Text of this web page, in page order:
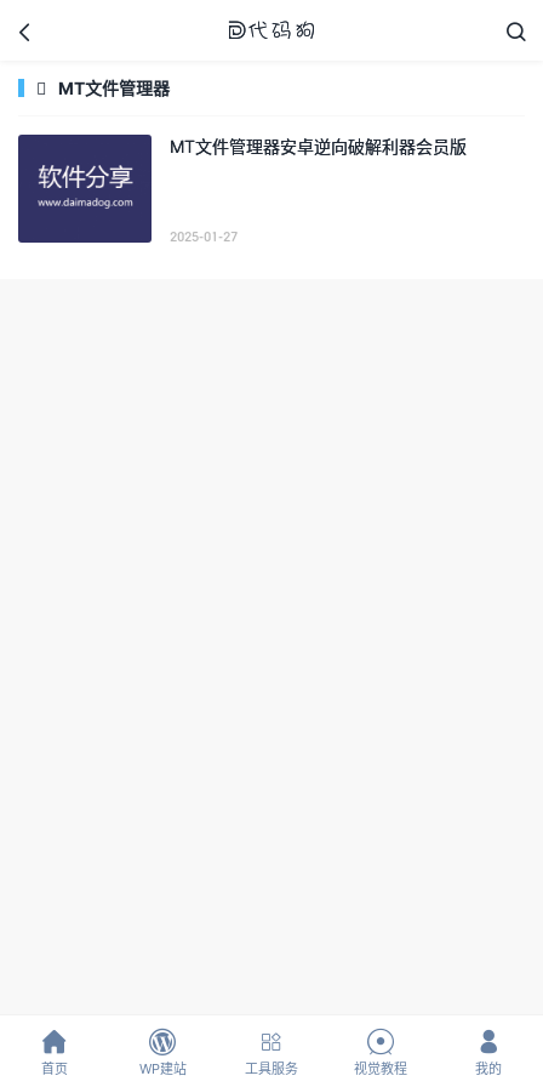

 
 MT文件管理器
MT文件管理器安卓逆向破解利器会员版
2025-01-27

首页

WP建站

工具服务

视觉教程

我的